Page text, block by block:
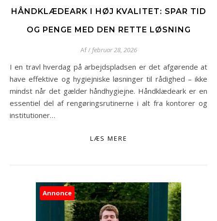
HÅNDKLÆDEARK I HØJ KVALITET: SPAR TID
OG PENGE MED DEN RETTE LØSNING
Af/februar 28, 2026
I en travl hverdag på arbejdspladsen er det afgørende at
have effektive og hygiejniske løsninger til rådighed – ikke
mindst når det gælder håndhygiejne. Håndklædeark er en
essentiel del af rengøringsrutinerne i alt fra kontorer og
institutioner…
LÆS MERE
Annonce